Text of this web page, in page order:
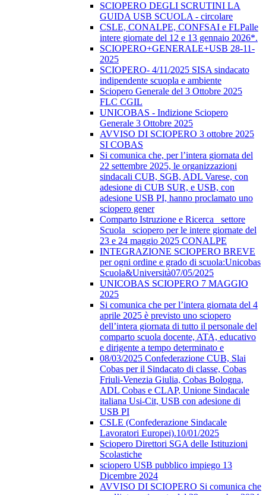
SCIOPERO DEGLI SCRUTINI LA
GUIDA USB SCUOLA - circolare
CSLE, CONALPE, CONFSAI e FLPalle
intere giornate del 12 e 13 gennaio 2026*.
SCIOPERO+GENERALE+USB 28-11-
2025
SCIOPERO- 4/11/2025 SISA sindacato
indipendente scuopla e ambiente
Sciopero Generale del 3 Ottobre 2025
FLC CGIL
UNICOBAS - Indizione Sciopero
Generale 3 Ottobre 2025
AVVISO DI SCIOPERO 3 ottobre 2025
SI COBAS
Si comunica che, per l’intera giornata del
22 settembre 2025, le organizzazioni
sindacali CUB, SGB, ADL Varese, con
adesione di CUB SUR, e USB, con
adesione USB PI, hanno proclamato uno
sciopero gener
Comparto Istruzione e Ricerca_ settore
Scuola_ sciopero per le intere giornate del
23 e 24 maggio 2025 CONALPE
INTEGRAZIONE SCIOPERO BREVE
per ogni ordine e grado di scuola:Unicobas
Scuola&Università07/05/2025
UNICOBAS SCIOPERO 7 MAGGIO
2025
Si comunica che per l’intera giornata del 4
aprile 2025 è previsto uno sciopero
dell’intera giornata di tutto il personale del
comparto scuola docente, ATA, educativo
e dirigente a tempo determinato e
08/03/2025 Confederazione CUB, Slai
Cobas per il Sindacato di classe, Cobas
Friuli-Venezia Giulia, Cobas Bologna,
ADL Cobas e CLAP, Unione Sindacale
italiana Usi-Cit, USB con adesione di
USB PI
CSLE (Confederazione Sindacale
Lavoratori Europei).10/01/2025
Sciopero Direttori SGA delle Istituzioni
Scolastiche
sciopero USB pubblico impiego 13
Dicembre 2024
AVVISO DI SCIOPERO Si comunica che